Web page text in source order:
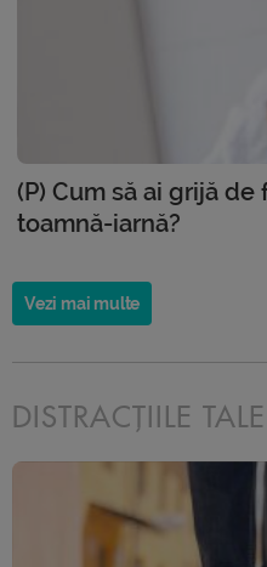
(P) Cum să ai grijă
toamnă-iarnă?
Vezi mai multe
DISTRACȚIILE TALE